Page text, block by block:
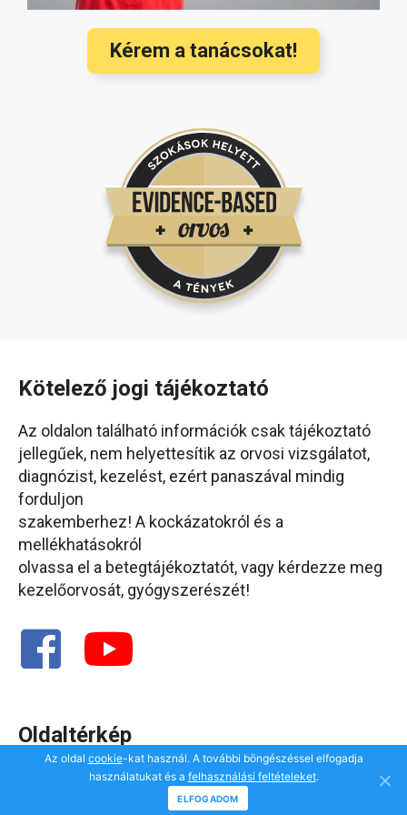
Kérem a tanácsokat!
Kötelező jogi tájékoztató
Az oldalon található információk csak tájékoztató
jellegűek, nem helyettesítik az orvosi vizsgálatot,
diagnózist, kezelést, ezért panaszával mindig
forduljon
szakemberhez! A kockázatokról és a
mellékhatásokról
olvassa el a betegtájékoztatót, vagy kérdezze meg
kezelőorvosát, gyógyszerészét!
Oldaltérkép
Az oldal cookie-kat használ. A további böngészéssel elfogadja
használatukat és a felhasználási feltételeket.
ELFOGADOM